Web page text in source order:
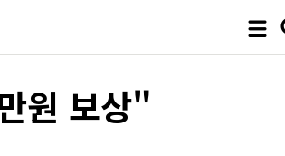
원 보상"